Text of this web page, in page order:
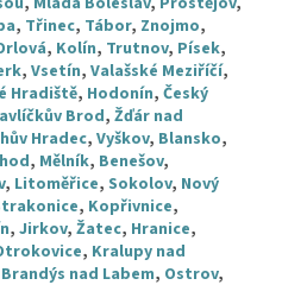
, Třinec, Tábor, Znojmo,
, Kolín, Trutnov, Písek,
, Vsetín, Valašské Meziříčí,
Hradiště, Hodonín, Český
Brod, Žďár nad
Hradec, Vyškov, Blansko,
, Mělník, Benešov,
, Litoměřice, Sokolov, Nový
, Kopřivnice,
, Jirkov, Žatec, Hranice,
, Kralupy nad
Brandýs nad Labem, Ostrov,